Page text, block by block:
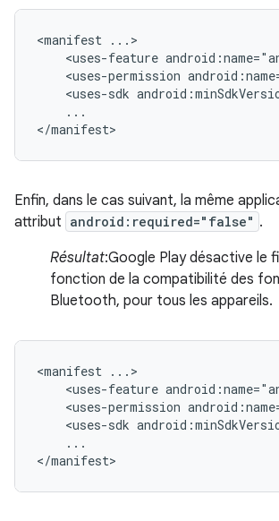
<manifest
<uses-feature
<uses-permission
<uses-sdk
...
</manifest>
Enfin, dans le cas suivant, la même
attribut android:required="false" .
Résultat:Google Play désactive le
fonction de la compatibilité des
Bluetooth, pour tous les appareils.
<manifest
<uses-feature
<uses-permission
<uses-sdk
...
</manifest>